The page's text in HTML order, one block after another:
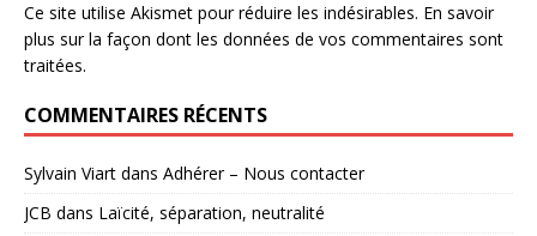
Ce site utilise Akismet pour réduire les indésirables. En savoir
plus sur la façon dont les données de vos commentaires sont
traitées.
COMMENTAIRES RÉCENTS
Sylvain Viart dans Adhérer – Nous contacter
JCB dans Laïcité, séparation, neutralité